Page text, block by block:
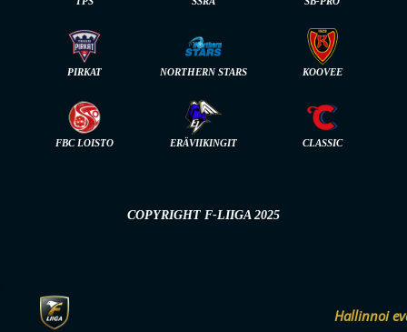
Hallinnoi
PIRKAT NORTHERN STARS KOOVEE
FBC LOISTO ERÄVIIKINGIT CLASSIC
COPYRIGHT F-LIIGA 2025